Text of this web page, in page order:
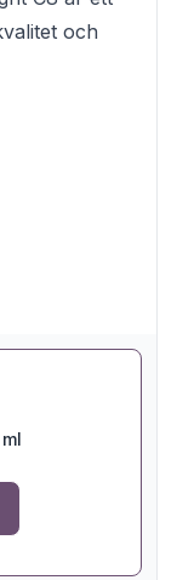
och